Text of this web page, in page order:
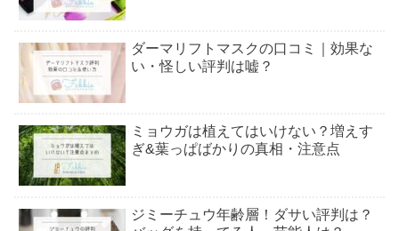
ダーマリフトマスクの口コミ｜効果な
い・怪しい評判は嘘？
ミョウガは植えてはいけない？増えす
ぎ&葉っぱばかりの真相・注意点
ジミーチュウ年齢層！ダサい評判は？